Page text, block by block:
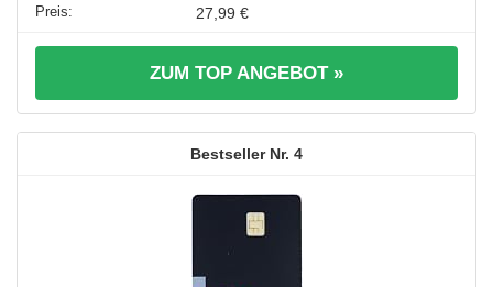
27,99 €
ZUM TOP ANGEBOT »
4